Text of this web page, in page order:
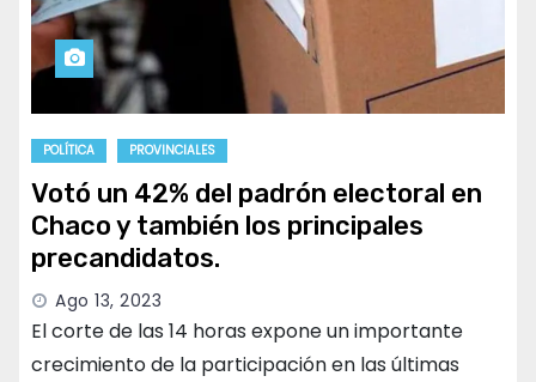
POLÍTICA PROVINCIALES
Votó un 42% del padrón electoral en
Chaco y también los principales
precandidatos.
Ago 13, 2023
El corte de las 14 horas expone un importante
crecimiento de la participación en las últimas